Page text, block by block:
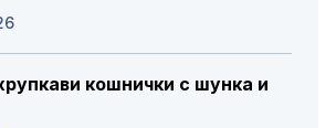
кошнички с шунка и